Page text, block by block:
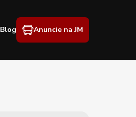
Blog Anuncie na JM